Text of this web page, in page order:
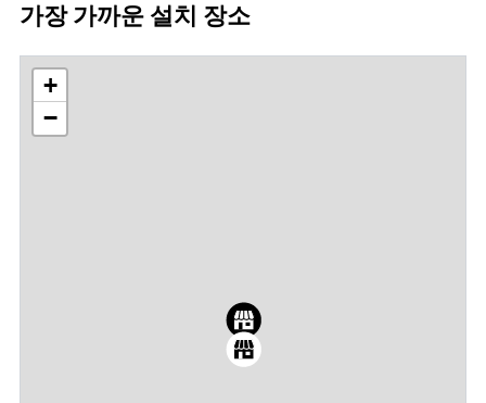
가장 가까운 설치 장소
+
−